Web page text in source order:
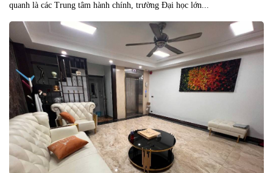
quanh là các Trung tâm hành chính, trường Đại học lớn...